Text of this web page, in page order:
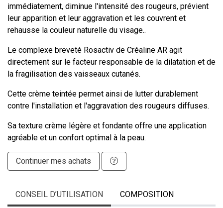
immédiatement, diminue l'intensité des rougeurs, prévient
leur apparition et leur aggravation et les couvrent et
rehausse la couleur naturelle du visage..
Le complexe breveté Rosactiv de Créaline AR agit
directement sur le facteur responsable de la dilatation et de
la fragilisation des vaisseaux cutanés.
Cette crème teintée permet ainsi de lutter durablement
contre l'installation et l'aggravation des rougeurs diffuses.
Sa texture crème légère et fondante offre une application
agréable et un confort optimal à la peau.
Continuer mes achats
CONSEIL D’UTILISATION COMPOSITION